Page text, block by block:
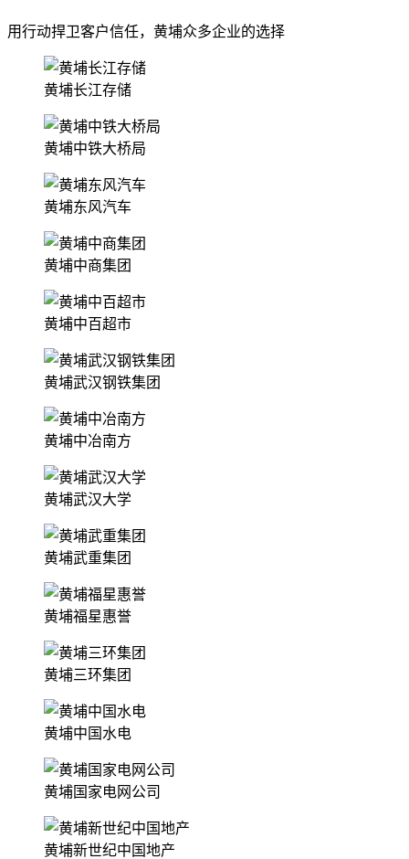
用行动捍卫客户信任，黄埔众多企业的选择
黄埔长江存储
黄埔中铁大桥局
黄埔东风汽车
黄埔中商集团
黄埔中百超市
黄埔武汉钢铁集团
黄埔中冶南方
黄埔武汉大学
黄埔武重集团
黄埔福星惠誉
黄埔三环集团
黄埔中国水电
黄埔国家电网公司
黄埔新世纪中国地产